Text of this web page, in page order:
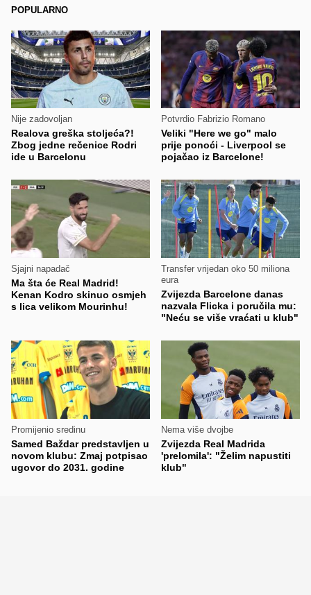
POPULARNO
Nije zadovoljan
Realova greška stoljeća?!
Zbog jedne rečenice Rodri
ide u Barcelonu
Potvrdio Fabrizio Romano
Veliki "Here we go" malo
prije ponoći - Liverpool se
pojačao iz Barcelone!
Sjajni napadač
Ma šta će Real Madrid!
Kenan Kodro skinuo osmjeh
s lica velikom Mourinhu!
Transfer vrijedan oko 50 miliona
eura
Zvijezda Barcelone danas
nazvala Flicka i poručila mu:
"Neću se više vraćati u klub"
Promijenio sredinu
Samed Baždar predstavljen u
novom klubu: Zmaj potpisao
ugovor do 2031. godine
Nema više dvojbe
Zvijezda Real Madrida
'prelomila': "Želim napustiti
klub"